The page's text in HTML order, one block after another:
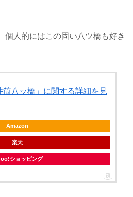
個人的にはこの固い八ツ橋も好き
筒八ッ橋」に関する詳細を見
Amazon
楽天
ショッピング